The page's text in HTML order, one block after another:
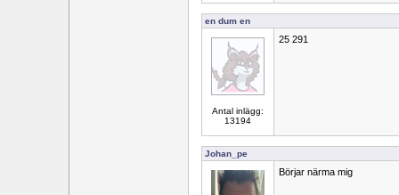
en dum en
Antal inlägg:
13194
25 291
Johan_pe
Börjar närma mig